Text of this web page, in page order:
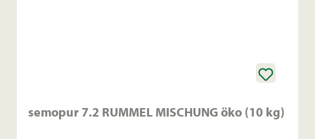
semopur 7.2 RUMMEL MISCHUNG öko (10 kg)